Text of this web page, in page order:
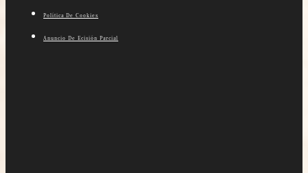
Política De Cookies
Anuncio De Ecisión Parcial